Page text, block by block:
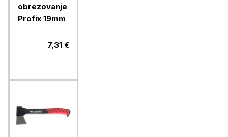
obrezovanje
Profix 19mm
7,31 €